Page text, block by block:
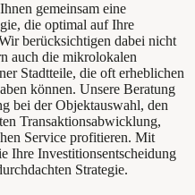
gemeinsam eine
die optimal auf Ihre
berücksichtigen dabei nicht
auch die mikrolokalen
Stadtteile, die oft erheblichen
können. Unsere Beratung
bei der Objektauswahl, den
Transaktionsabwicklung,
Service profitieren. Mit
Ihre Investitionsentscheidung
Strategie.